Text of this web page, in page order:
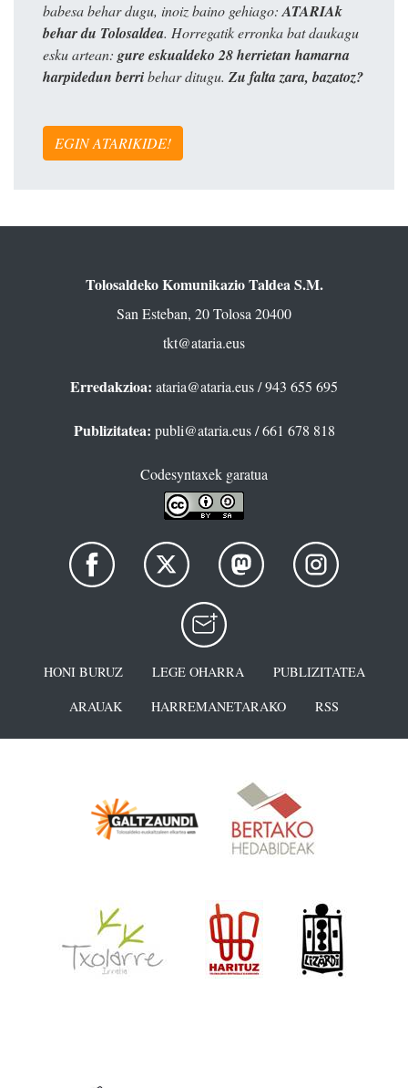
babesa behar dugu, inoiz baino gehiago: ATARIAk
behar du Tolosaldea. Horregatik erronka bat daukagu
esku artean: gure eskualdeko 28 herrietan hamarna
harpidedun berribehar ditugu. Zu falta zara, bazatoz?
EGIN ATARIKIDE!
Tolosaldeko Komunikazio Taldea S.M.
San Esteban, 20 Tolosa 20400
tkt@ataria.eus
Erredakzioa: ataria@ataria.eus/ 943 655 695
Publizitatea: publi@ataria.eus/ 661 678 818
Codesyntaxek garatua
HONI BURUZ LEGE OHARRA
PUBLIZITATEA
ARAUAK
HARREMANETARAKO RSS